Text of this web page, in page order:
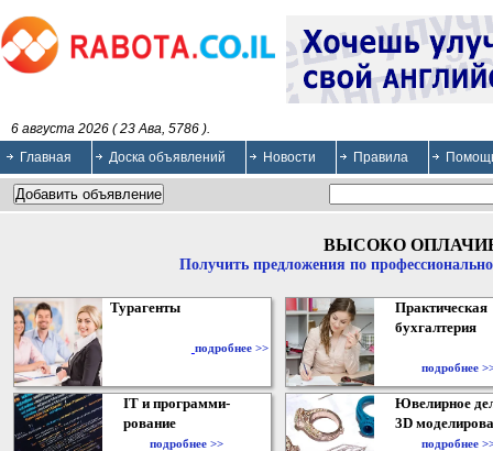
6 августа 2026 ( 23 Ава, 5786 ).
Главная
Доска объявлений Новости Правила
ВЫСОКО
Получить предложения по
Турагенты
подробнее >>
Практическая
бухгалтерия
подробнее
IT и программи-
рование
подробнее >>
Ювелирное
3D
подробнее